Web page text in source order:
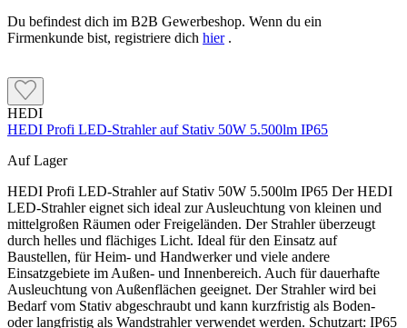
Du befindest dich im B2B Gewerbeshop. Wenn du ein
Firmenkunde bist, registriere dich hier.
HEDI
HEDI Profi LED-Strahler auf Stativ 50W 5.500lm IP65
Auf Lager
HEDI Profi LED-Strahler auf Stativ 50W 5.500lm IP65 Der HEDI
LED-Strahler eignet sich ideal zur Ausleuchtung von kleinen und
mittelgroßen Räumen oder Freigeländen. Der Strahler überzeugt
durch helles und flächiges Licht. Ideal für den Einsatz auf
Baustellen, für Heim- und Handwerker und viele andere
Einsatzgebiete im Außen- und Innenbereich. Auch für dauerhafte
Ausleuchtung von Außenflächen geeignet. Der Strahler wird bei
Bedarf vom Stativ abgeschraubt und kann kurzfristig als Boden-
oder langfristig als Wandstrahler verwendet werden. Schutzart: IP65